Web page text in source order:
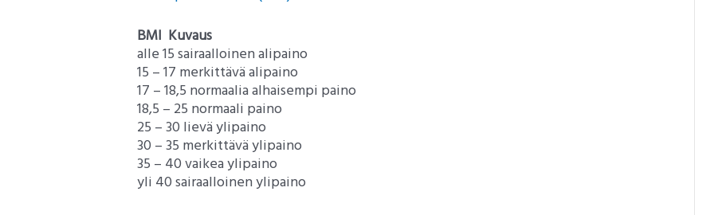
BMI Kuvaus
alle 15 sairaalloinen alipaino
15 – 17 merkittävä alipaino
17 – 18,5 normaalia alhaisempi paino
18,5 – 25 normaali paino
25 – 30 lievä ylipaino
30 – 35 merkittävä ylipaino
35 – 40 vaikea ylipaino
yli 40 sairaalloinen ylipaino